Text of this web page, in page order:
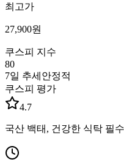
최고가
27,900원
쿠스피 지수
80
7일 추세 안정적
쿠스피 평가
4.7
국산 백태, 건강한 식탁 필